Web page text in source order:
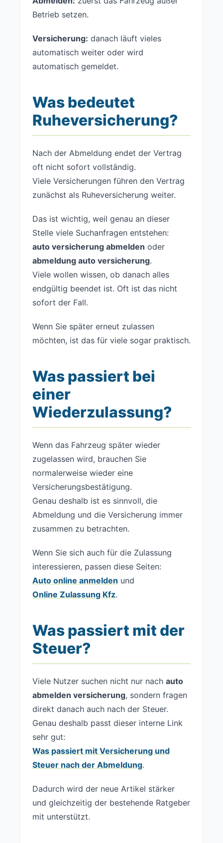
Betrieb setzen.
Versicherung: danach läuft vieles
automatisch weiter oder wird
automatisch gemeldet.
Was bedeutet
Ruheversicherung?
Nach der Abmeldung endet der Vertrag
oft nicht sofort vollständig.
Viele Versicherungen führen den Vertrag
zunächst als Ruheversicherung weiter.
Das ist wichtig, weil genau an dieser
Stelle viele Suchanfragen entstehen:
auto versicherung abmelden oder
abmeldung auto versicherung.
Viele wollen wissen, ob danach alles
endgültig beendet ist. Oft ist das nicht
sofort der Fall.
Wenn Sie später erneut zulassen
möchten, ist das für viele sogar praktisch.
Was passiert bei
einer
Wiederzulassung?
Wenn das Fahrzeug später wieder
zugelassen wird, brauchen Sie
normalerweise wieder eine
Versicherungsbestätigung.
Genau deshalb ist es sinnvoll, die
Abmeldung und die Versicherung immer
zusammen zu betrachten.
Wenn Sie sich auch für die Zulassung
interessieren, passen diese Seiten:
Auto online anmelden und
Online Zulassung Kfz.
Was passiert mit der
Steuer?
Viele Nutzer suchen nicht nur nach auto
abmelden versicherung, sondern fragen
direkt danach auch nach der Steuer.
Genau deshalb passt dieser interne Link
sehr gut:
Was passiert mit Versicherung und
Steuer nach der Abmeldung.
Dadurch wird der neue Artikel stärker
und gleichzeitig der bestehende Ratgeber
mit unterstützt.